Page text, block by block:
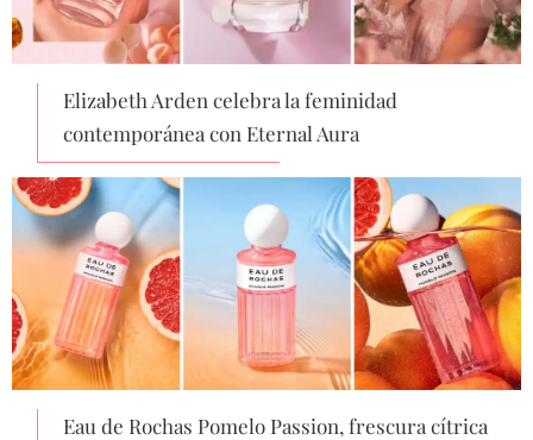
Elizabeth Arden celebra la feminidad
contemporánea con Eternal Aura
Eau de Rochas Pomelo Passion, frescura cítrica